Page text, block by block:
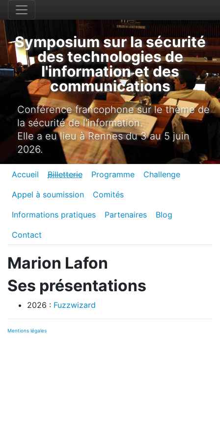
Symposium sur la sécurité
des technologies de
l'information et des
communications
Conférence francophone sur le thème de
la sécurité de l'information.
Elle a eu lieu à Rennes du 3 au 5 juin
2026.
Accueil Billetterie Programme Challenge
Appel à soumission Comités
Informations pratiques Partenaires Blog
Contact
Marion Lafon
Ses présentations
2026 : Fuzzwizard
Mentions légales